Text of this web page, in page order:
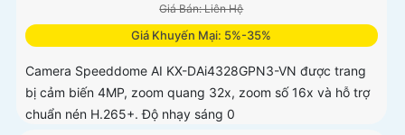
Giá Bán: Liên Hệ
Giá Khuyến Mại: 5%-35%
Camera Speeddome AI KX-DAi4328GPN3-VN được trang
bị cảm biến 4MP, zoom quang 32x, zoom số 16x và hỗ trợ
chuẩn nén H.265+. Độ nhạy sáng 0